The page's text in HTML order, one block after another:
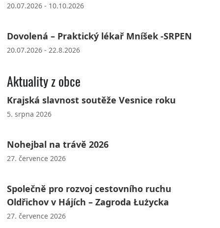
20.07.2026 - 10.10.2026
Dovolená – Praktický lékař Mníšek -SRPEN
20.07.2026 - 22.8.2026
Aktuality z obce
Krajská slavnost soutěže Vesnice roku
5. srpna 2026
Nohejbal na trávě 2026
27. července 2026
Společně pro rozvoj cestovního ruchu
Oldřichov v Hájích – Zagroda Łużycka
27. července 2026